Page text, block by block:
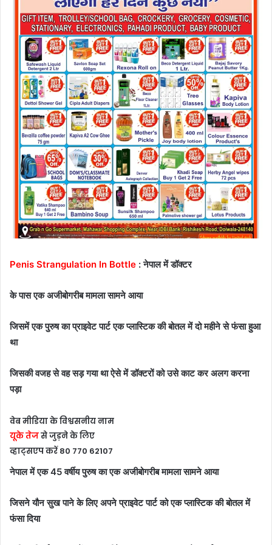
Penis Strangulation In Bottle : नेपाल में डॉक्टर
के पास एक अजीबोगरीब मामला सामने आया
जिसमें एक पुरुष का प्राइवेट पार्ट एक प्लास्टिककी बोतल में दो महीने से फंसा हुआ
था
जिसकी वजह से वह सड़ गया था ऐसे में डॉक्टरों को उसे काट कर अलग करना
पड़ा
वेब मीडिया के विश्वसनीय नाम
यूके तेजसे जुड़ने के लिए
व्हाट्सएप करें 80 770 62107
नेपाल में एक 45 वर्षीय पुरुष का एक अजीबोगरीब मामला सामने आया
जिसने यौन सुख पाने के लिए अपने प्राइवेट पार्ट को एक प्लास्टिक की बोतल में
फंसा दिया